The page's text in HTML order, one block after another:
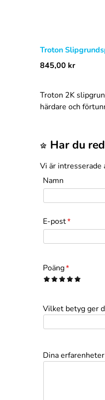
Troton
845,00 kr
Troton 2K
härdare och
Har du
Vi är intresserade
Namn
E-post*
Poäng*
1 2 3 4 5
Vilket betyg ger
Dina